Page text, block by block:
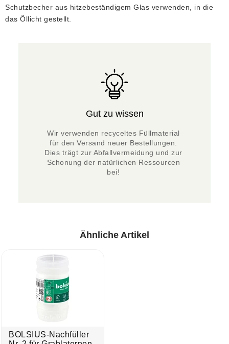
Schutzbecher aus hitzebeständigem Glas verwenden, in die
das Öllicht gestellt.
Gut zu wissen
Wir verwenden recyceltes Füllmaterial
für den Versand neuer Bestellungen.
Dies trägt zur Abfallvermeidung und zur
Schonung der natürlichen Ressourcen
bei!
Ähnliche Artikel
BOLSIUS-Nachfüller